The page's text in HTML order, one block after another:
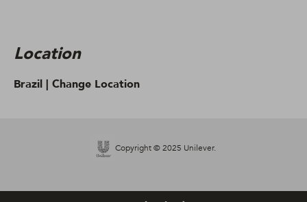
Location
Brazil | Change Location
Copyright © 2025 Unilever.